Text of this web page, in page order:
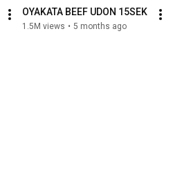
OYAKATA BEEF UDON 15SEK
1.5M views • 5 months ago